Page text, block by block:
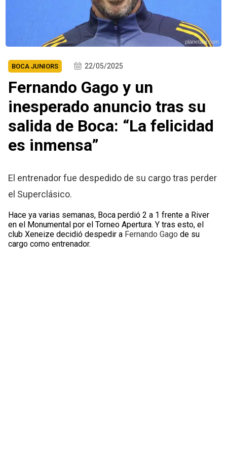
planetabj.com
BOCA JUNIORS 22/05/2025
Fernando Gago y un
inesperado anuncio tras su
salida de Boca: “La felicidad
es inmensa”
El entrenador fue despedido de su cargo tras perder
el Superclásico.
Hace ya varias semanas, Boca perdió 2 a 1 frente a River
en el Monumental por el Torneo Apertura. Y tras esto, el
club Xeneize decidió despedir a Fernando Gago de su
cargo como entrenador.